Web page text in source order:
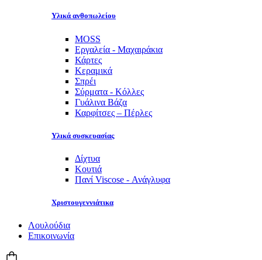
Υλικά ανθοπωλείου
MOSS
Εργαλεία - Μαχαιράκια
Κάρτες
Κεραμικά
Σπρέι
Σύρματα - Κόλλες
Γυάλινα Βάζα
Καρφίτσες – Πέρλες
Υλικά συσκευασίας
Δίχτυα
Κουτιά
Πανί Viscose - Ανάγλυφα
Χριστουγεννιάτικα
Λουλούδια
Επικοινωνία